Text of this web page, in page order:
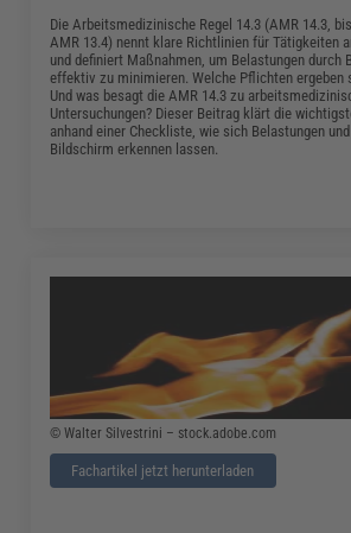
Die Arbeitsmedizinische Regel 14.3 (AMR 14.3,
AMR 13.4) nennt klare Richtlinien für Tätigkeiten
und definiert Maßnahmen, um Belastungen durch
effektiv zu minimieren. Welche Pflichten ergeben
Und was besagt die AMR 14.3 zu
Untersuchungen? Dieser Beitrag klärt die
anhand einer Checkliste, wie sich Belastungen
Bildschirm erkennen lassen.
© Walter Silvestrini – stock.adobe.com
Fachartikel jetzt herunterladen